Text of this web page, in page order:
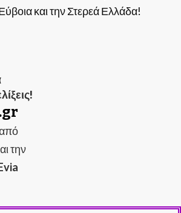
και την Στερεά Ελλάδα!
από
την